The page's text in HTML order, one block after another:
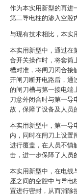
作为本实用新型的再进
第二导电柱的渗入空腔
与现有技术相比，本实
本实用新型中，通过在
合开关操作时，将套筒
槽对准，将闸刀闭合接
开闸刀断开电路后，通
的闸刀槽与第一接电端
刀意外闭合时与第一导
故，保障了设备及人员
本实用新型中，第一导
内，同时在闸刀上设置
进行覆盖，在人员不慎
击，进一步保障了人员
本实用新型中，在电线
座之间的空腔中与导电
置进行密封，从而消除